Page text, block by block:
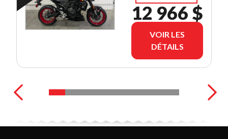
12 966 $
VOIR LES
DÉTAILS